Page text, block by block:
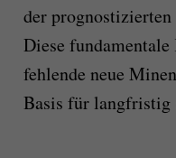
der
Diese
fehlende neue
Basis für langfristig